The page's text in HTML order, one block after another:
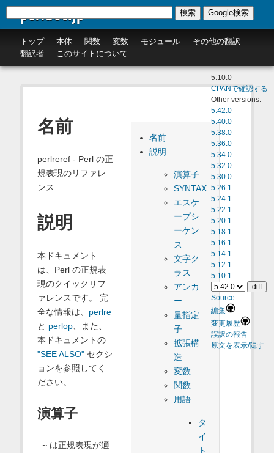
perldoc.jp
トップ 本体 関数 変数 モジュール
その他の翻訳
翻訳者
このサイトについて
検索 Google検索
5.10.0
CPANで確認する
Other versions:
5.42.0
5.40.0
5.38.0
5.36.0
5.34.0
5.32.0
5.30.0
5.26.1
5.24.1
5.22.1
5.20.1
5.18.1
5.16.1
5.14.1
5.12.1
5.10.1
Source
編集
変更履歴
誤訳の報告
原文を表示/隠す
名前
説明
演算子
SYNTAX
エスケ
ープシ
ーケン
ス
文字ク
ラス
アンカ
ー
量指定
子
拡張構
造
変数
関数
用語
タ
イ
ト
名前
perlreref - Perl の正
規表現のリファレ
ンス
説明
本ドキュメント
は、Perl の正規表
現のクイックリフ
ァレンスです。 完
全な情報は、 perlre
と perlop、また、
本ドキュメントの
"SEE ALSO"セクシ
ョンを参照してく
ださい。
演算子
=~は正規表現が適